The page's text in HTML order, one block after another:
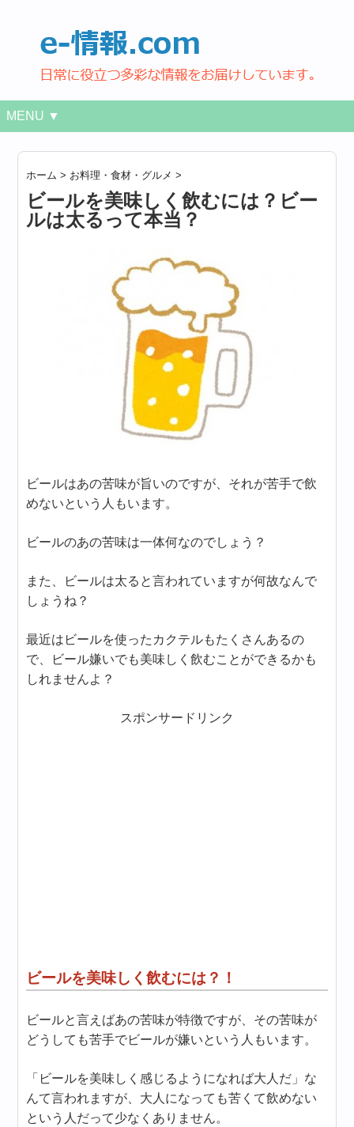
MENU ▼
ホーム > お料理・食材・グルメ >
ビールを美味しく飲むには？ビー
ルは太るって本当？
ビールはあの苦味が旨いのですが、それが苦手で飲
めないという人もいます。
ビールのあの苦味は一体何なのでしょう？
また、ビールは太ると言われていますが何故なんで
しょうね？
最近はビールを使ったカクテルもたくさんあるの
で、ビール嫌いでも美味しく飲むことができるかも
しれませんよ？
スポンサードリンク
ビールを美味しく飲むには？！
ビールと言えばあの苦味が特徴ですが、その苦味が
どうしても苦手でビールが嫌いという人もいます。
「ビールを美味しく感じるようになれば大人だ」な
んて言われますが、大人になっても苦くて飲めない
という人だって少なくありません。